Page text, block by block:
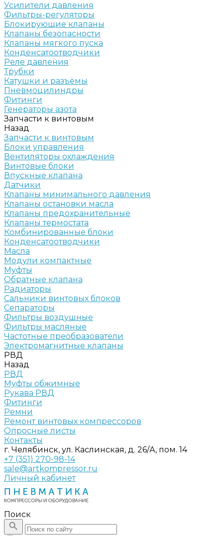
Усилители давления
Фильтры-регуляторы
Блокирующие клапаны
Клапаны безопасности
Клапаны мягкого пуска
Конденсатоотводчики
Реле давления
Трубки
Катушки и разъёмы
Пневмоцилиндры
Фитинги
Генераторы азота
Запчасти к винтовым
Назад
Запчасти к винтовым
Блоки управления
Вентиляторы охлаждения
Винтовые блоки
Впускные клапана
Датчики
Клапаны минимального давления
Клапаны остановки масла
Клапаны предохранительные
Клапаны термостата
Комбинированные блоки
Конденсатоотводчики
Масла
Модули компактные
Муфты
Обратные клапана
Радиаторы
Сальники винтовых блоков
Сепараторы
Фильтры воздушные
Фильтры масляные
Частотные преобразователи
Электромагнитные клапаны
РВД
Назад
РВД
Муфты обжимные
Рукава РВД
Фитинги
Ремни
Ремонт винтовых компрессоров
Опросные листы
Контакты
г. Челябинск, ул. Каслинская, д. 26/А, пом. 14
+7 (351) 270-98-14
sale@artkompressor.ru
Личный кабинет
Поиск